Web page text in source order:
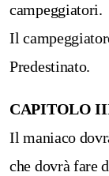
campeggiatori.
Il
Predestinato.
CAPITOLO
Il maniaco
che dovrà fare